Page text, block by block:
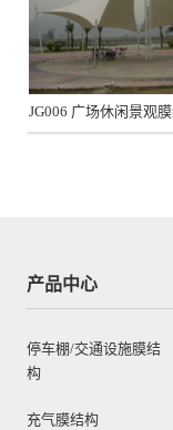
产品中心
停车棚/交通设施膜结
构
充气膜结构